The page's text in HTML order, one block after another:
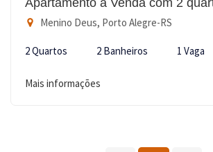
Apartamento à Venda com 2
Menino Deus, Porto Alegre-RS
2 Quartos 2 Banheiros 1 Vaga
Mais informações